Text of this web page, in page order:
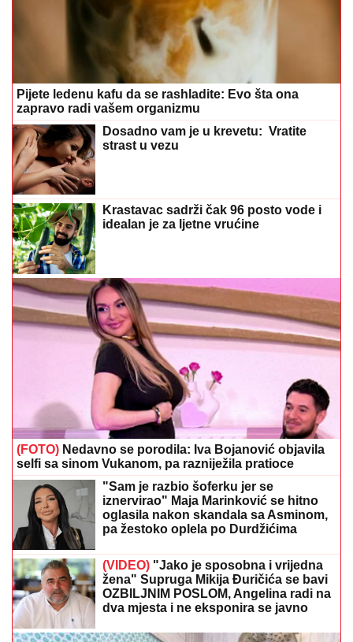
Pijete ledenu kafu da se rashladite: Evo šta ona
zapravo radi vašem organizmu
Dosadno vam je u krevetu: Vratite
strast u vezu
Krastavac sadrži čak 96 posto vode i
idealan je za ljetne vrućine
(FOTO) Nedavno se porodila: Iva Bojanović objavila
selfi sa sinom Vukanom, pa razniježila pratioce
"Sam je razbio šoferku jer se
iznervirao" Maja Marinković se hitno
oglasila nakon skandala sa Asminom,
pa žestoko oplela po Durdžićima
(VIDEO) "Jako je sposobna i vrijedna
žena" Supruga Mikija Đuričića se bavi
OZBILJNIM POSLOM, Angelina radi na
dva mjesta i ne eksponira se javno